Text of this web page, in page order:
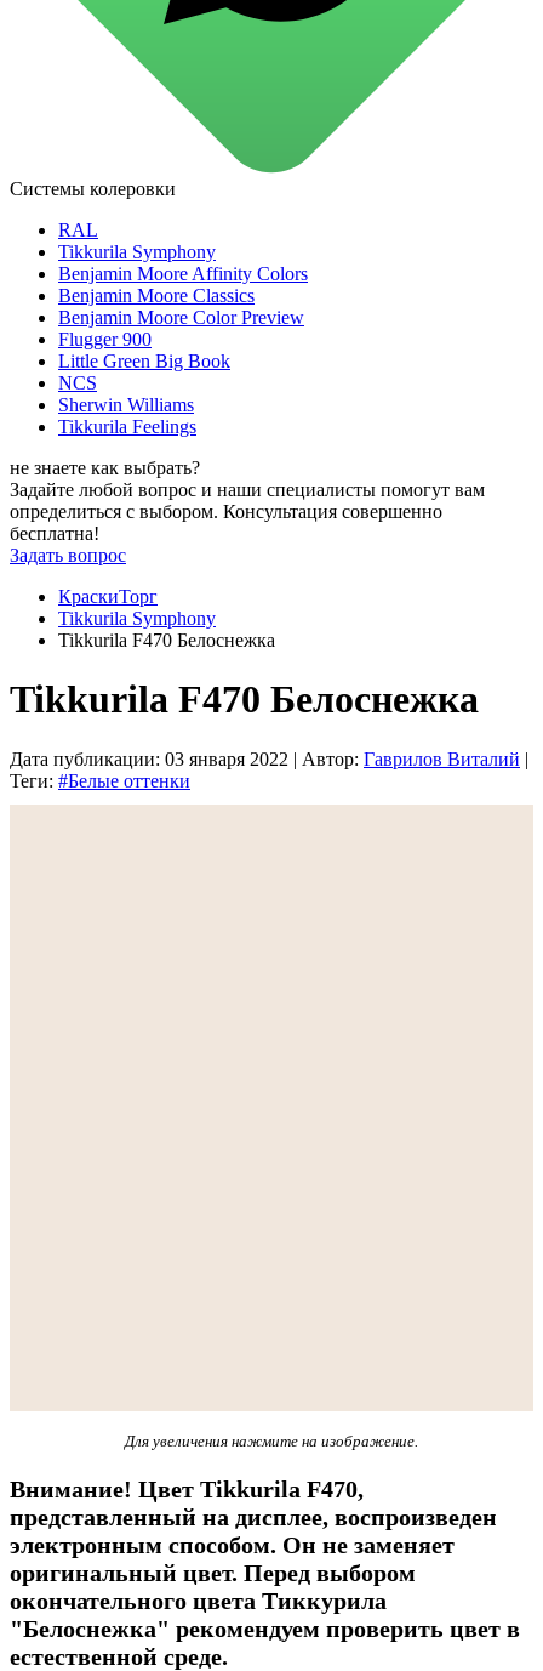
для стекол и зеркал
для ароматизации и нейтрализации запахов
для стирки и ухода за тканями
для ковров и текстильных изделий
специализированные чистящие средства
универсальные чистящие средства
дезинфицирующие средства
Автохимия и автокосметика
полироли для пластика
очистители салона
очистители двигателя
очистители тормозов
Материалы для зимних работ
краски для штукатурки
грунтовки
пропитки для древесины
пены и клеи
Новинки
Системы колеровки
RAL
Tikkurila Symphony
Benjamin Moore Affinity Colors
Benjamin Moore Classics
Benjamin Moore Color Preview
Flugger 900
Little Green Big Book
NCS
Sherwin Williams
Tikkurila Feelings
не знаете как выбрать?
Задайте любой вопрос и наши специалисты помогут вам
определиться с выбором. Консультация совершенно
бесплатна!
Задать вопрос
КраскиТорг
Tikkurila Symphony
Tikkurila F470 Белоснежка
Tikkurila F470 Белоснежка
Дата публикации: 03 января 2022 | Автор: Гаврилов Виталий |
Теги: #Белые оттенки
Для увеличения нажмите на изображение.
Внимание! Цвет Tikkurila F470,
представленный на дисплее, воспроизведен
электронным способом. Он не заменяет
оригинальный цвет. Перед выбором
окончательного цвета Тиккурила
"Белоснежка" рекомендуем проверить цвет в
естественной среде.